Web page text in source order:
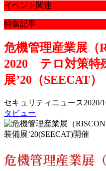
イベント関連
特集記事
危機管理産業展（
2020 テロ対策特
展’20（SEECAT）
セキュリティニュース2020/
タビュー
危機管理産業展